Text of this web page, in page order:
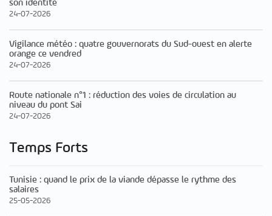
son identité
24-07-2026
Vigilance météo : quatre gouvernorats du Sud-ouest en alerte
orange ce vendred
24-07-2026
Route nationale n°1 : réduction des voies de circulation au
niveau du pont Sai
24-07-2026
Temps Forts
Tunisie : quand le prix de la viande dépasse le rythme des
salaires
25-05-2026